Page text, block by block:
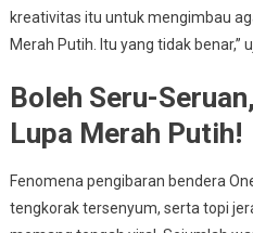
kreativitas itu untuk mengimbau
Merah Putih. Itu yang tidak benar,”
Boleh Seru-
Lupa Merah Putih!
Fenomena pengibaran bendera
tengkorak tersenyum, serta topi